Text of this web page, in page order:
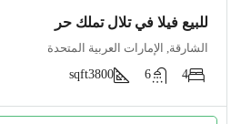
للبيع فيلا في تلال تملك حر
الشارقة, الإمارات العربية المتحدة
4
6
3800
sqft